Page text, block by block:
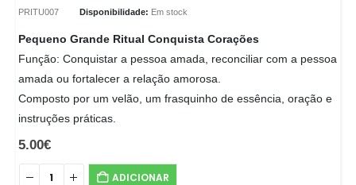
PRITU007 Disponibilidade: Em stock
Pequeno Grande Ritual Conquista Corações
Função: Conquistar a pessoa amada, reconciliar com a pessoa
amada ou fortalecer a relação amorosa.
Composto por um velão, um frasquinho de essência, oração e
instruções práticas.
5.00€
ADICIONAR